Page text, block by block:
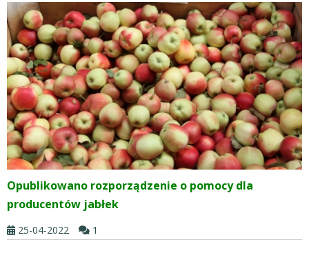
Opublikowano rozporządzenie o pomocy dla
producentów jabłek
25-04-2022 1